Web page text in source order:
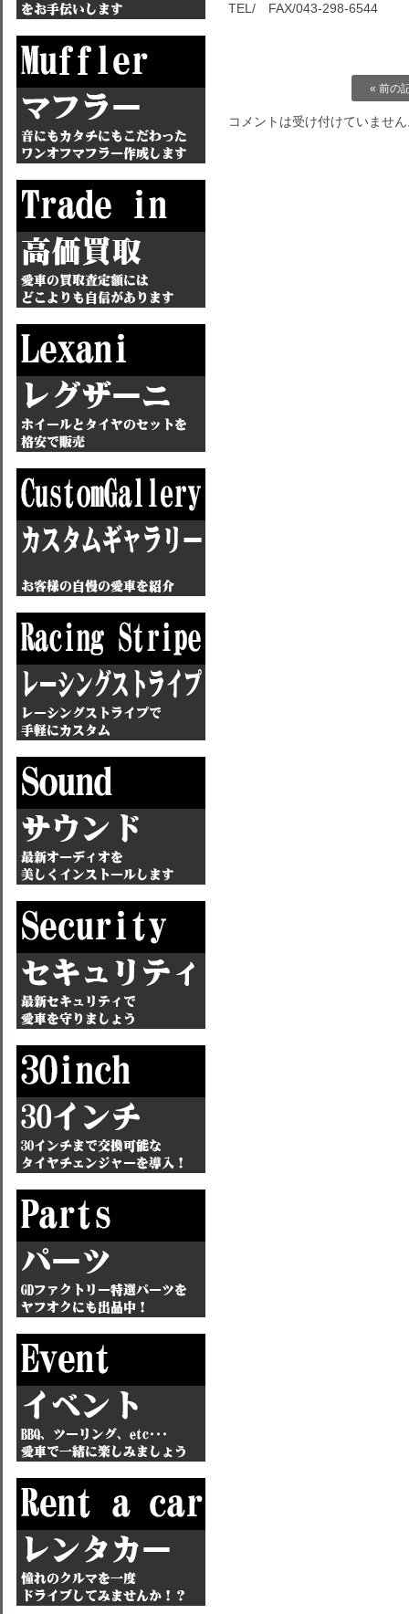
TEL/ FAX/043-298-6544
« 前の
コメントは受け付けていませ